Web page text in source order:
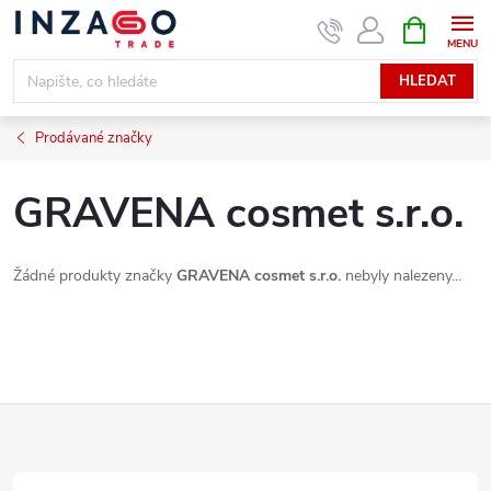
Přejít
obsah
HLEDAT
NÁKUPNÍ
KOŠÍK
Prodávané značky
GRAVENA cosmet s.r.o.
Žádné produkty značky GRAVENA cosmet s.r.o. nebyly nalezeny...